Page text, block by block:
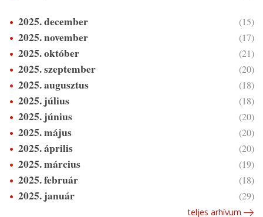
2025. december (15)
2025. november (17)
2025. október (21)
2025. szeptember (20)
2025. augusztus (18)
2025. július (18)
2025. június (20)
2025. május (20)
2025. április (20)
2025. március (19)
2025. február (18)
2025. január (29)
teljes arhívum